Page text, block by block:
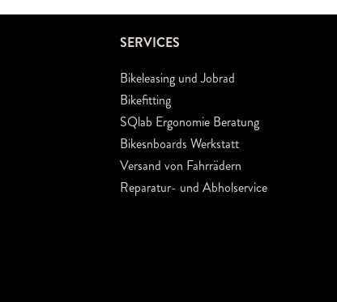
SERVICES
Bikeleasing und Jobrad
Bikefitting
SQlab Ergonomie Beratung
Bikesnboards Werkstatt
Versand von Fahrrädern
Reparatur- und Abholservice